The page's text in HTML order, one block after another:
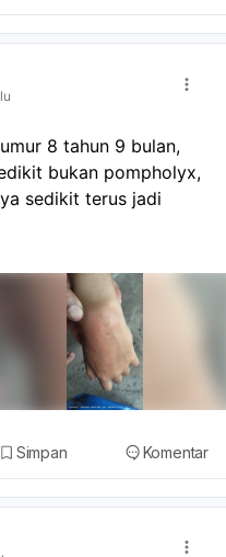
8 tahun 9 bulan,
bukan pompholyx,
sedikit terus jadi
Simpan Komentar